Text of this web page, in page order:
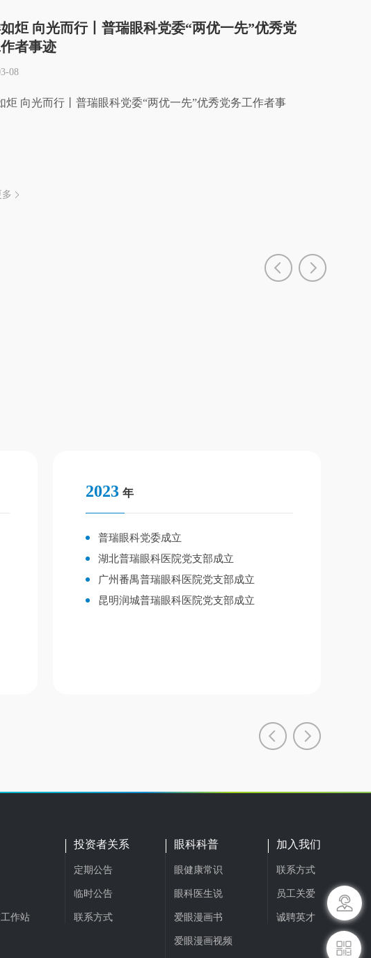
炬 向光而行丨普瑞眼科党委“两优一先”优秀党
者事迹
08
炬 向光而行丨普瑞眼科党委“两优一先”优秀党务工作者事
2023 年
普瑞眼科党委成立
湖北普瑞眼科医院党支部成立
广州番禺普瑞眼科医院党支部成立
昆明润城普瑞眼科医院党支部成立
作站
投资者关系
定期公告
临时公告
联系方式
眼科科普
眼健康常识
眼科医生说
爱眼漫画书
爱眼漫画视频
加入我们
联系方式
员工关爱
诚聘英才